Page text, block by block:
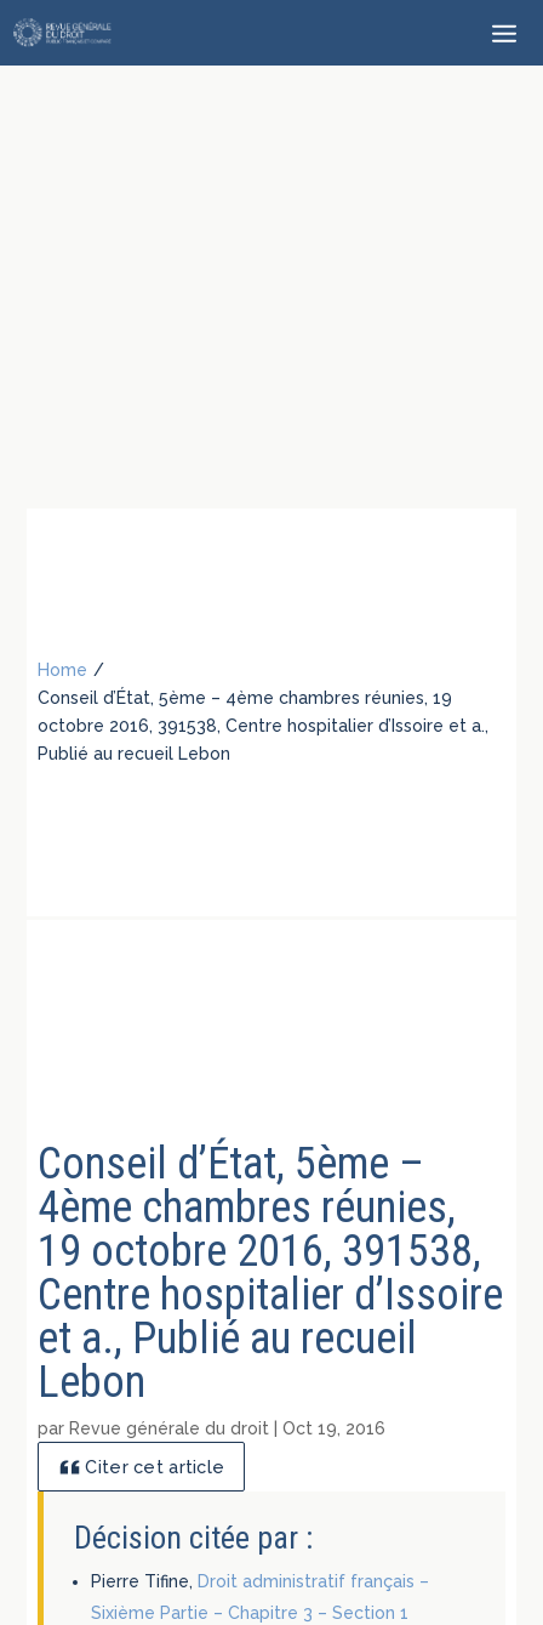
Home /
Conseil d’État, 5ème – 4ème chambres réunies, 19
octobre 2016, 391538, Centre hospitalier d’Issoire et a.,
Publié au recueil Lebon
Conseil d’État, 5ème –
4ème chambres réunies,
19 octobre 2016, 391538,
Centre hospitalier d’Issoire
et a., Publié au recueil
Lebon
par Revue générale du droit |Oct 19, 2016
Citer cet article
Décision citée par :
Pierre Tifine, Droit administratif français –
Sixième Partie – Chapitre 3 – Section 1